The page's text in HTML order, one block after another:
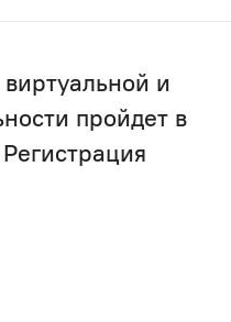
и
пройдет в